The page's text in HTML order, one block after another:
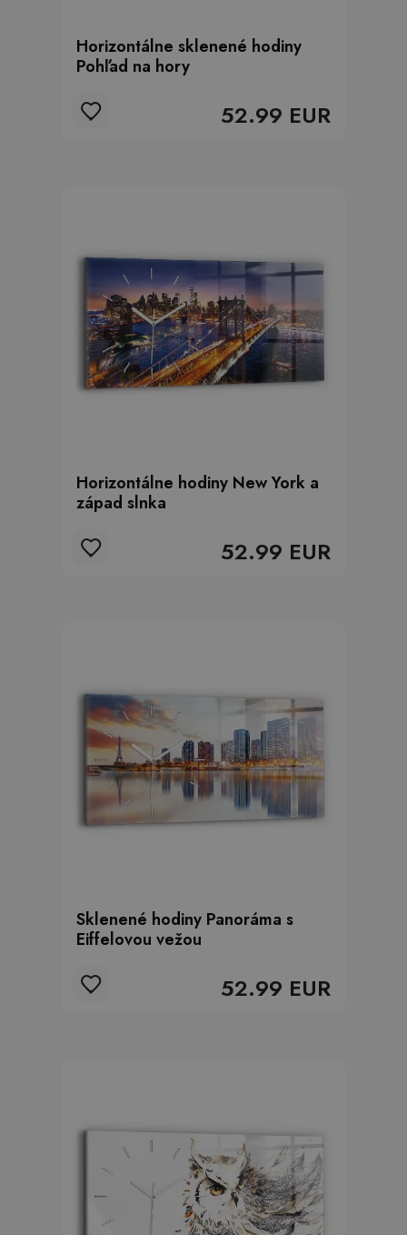
Horizontálne sklenené hodiny
Pohľad na hory
52.99 EUR
Horizontálne hodiny New York a
západ slnka
52.99 EUR
Sklenené hodiny Panoráma s
Eiffelovou vežou
52.99 EUR